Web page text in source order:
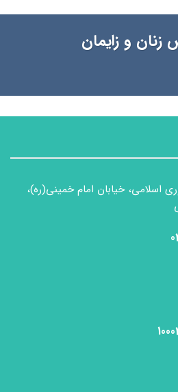
و زايمان
اسلامی، خیابان امام خمینی(ره)،